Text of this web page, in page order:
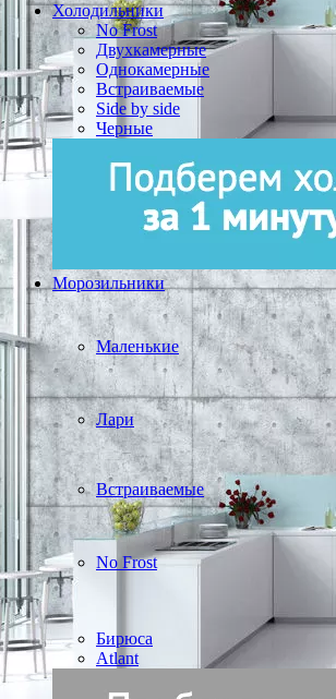
Холодильники
No Frost
Двухкамерные
Однокамерные
Встраиваемые
Side by side
Черные
Морозильники
Маленькие
Лари
Встраиваемые
No Frost
Бирюса
Atlant